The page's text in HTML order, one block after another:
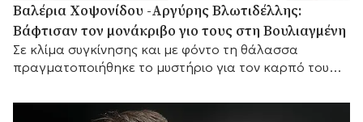
Βαλέρια Χοψονίδου -Αργύρης Βλωτιδέλλης:
Βάφτισαν τον μονάκριβο γιο τους στη Βουλιαγμένη
Σε κλίμα συγκίνησης και με φόντο τη θάλασσα
πραγματοποιήθηκε το μυστήριο για τον καρπό του
τους.